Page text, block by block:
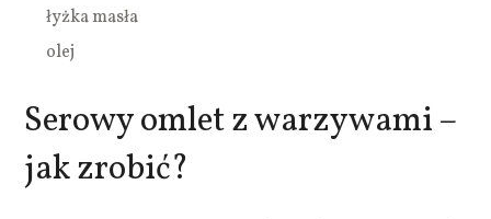
łyżka masła
olej
Serowy omlet z warzywami –
jak zrobić?